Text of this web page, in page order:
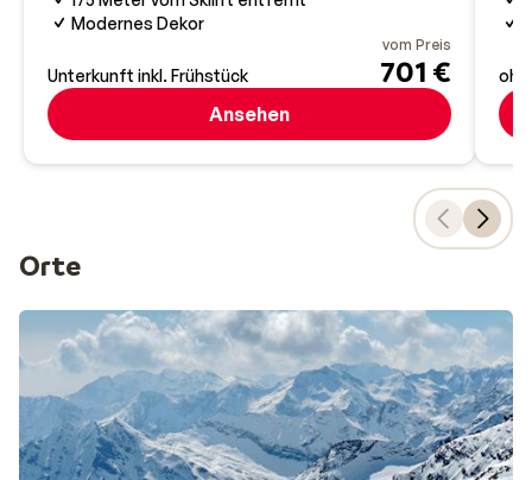
Modernes Dekor
Unterkunft inkl. Frühstück
vom Preis
701 €
Ansehen
Orte